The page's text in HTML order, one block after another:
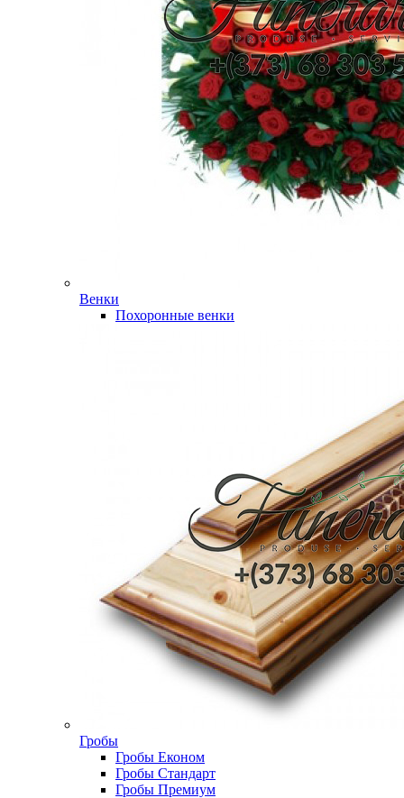
Венки
Похоронные венки
Гробы
Гробы Економ
Гробы Стандарт
Гробы Премиум